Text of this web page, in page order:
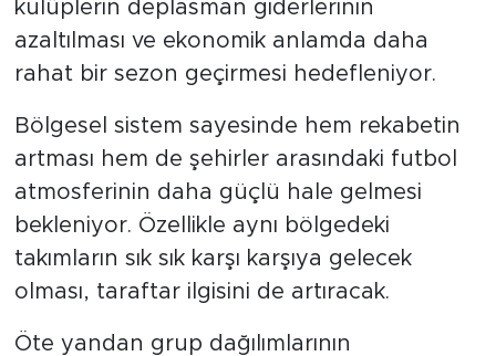
kulüplerin deplasman giderlerinin
azaltılması ve ekonomik anlamda daha
rahat bir sezon geçirmesi hedefleniyor.
Bölgesel sistem sayesinde hem rekabetin
artması hem de şehirler arasındaki futbol
atmosferinin daha güçlü hale gelmesi
bekleniyor. Özellikle aynı bölgedeki
takımların sık sık karşı karşıya gelecek
olması, taraftar ilgisini de artıracak.
Öte yandan grup dağılımlarının